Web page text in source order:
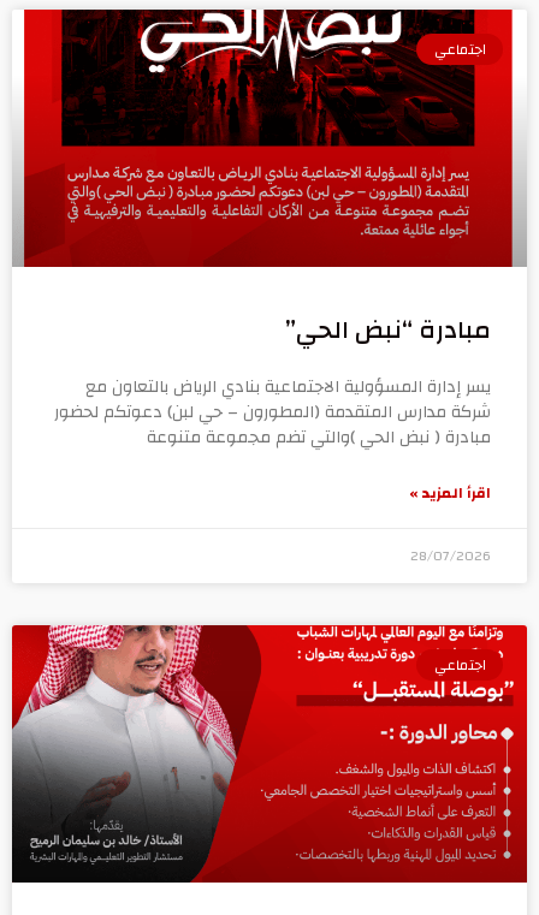
اجتماعي
مبادرة “نبض الحي”
يسر إدارة المسؤولية الاجتماعية بنادي الرياض بالتعاون مع
شركة مدارس المتقدمة (المطورون – حي لبن) دعوتكم لحضور
مبادرة ( نبض الحي )والتي تضم مجموعة متنوعة
اقرأ المزيد »
28/07/2026
اجتماعي